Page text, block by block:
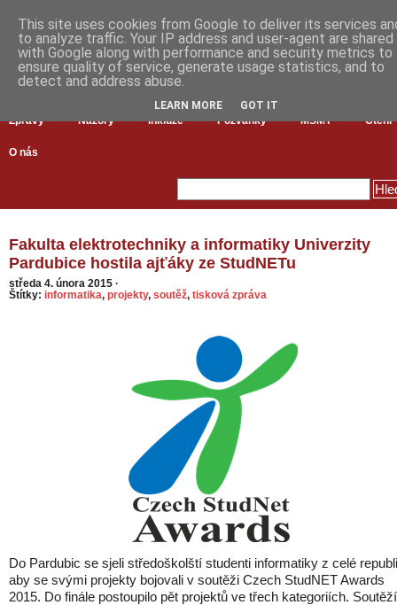
Zprávy Názory Inkluze Pozvánky MŠMT Čtení
O nás
Fakulta elektrotechniky a informatiky Univerzity
Pardubice hostila ajťáky ze StudNETu
středa 4. února 2015 ·
Štítky: informatika, projekty, soutěž, tisková zpráva
Do Pardubic se sjeli středoškolští studenti informatiky z celé
aby se svými projekty bojovali v soutěži Czech StudNET Awards
2015. Do finále postoupilo pět projektů ve třech kategoriích. Soutěží
This site uses cookies from Google to deliver its services
to analyze traffic. Your IP address and user-agent are shared
with Google along with performance and security metrics to
ensure quality of service, generate usage statistics, and to
detect and address abuse.
LEARN MORE GOT IT